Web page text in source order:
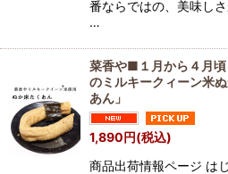
番ならではの、美味し
…
菜香や■１月から４月
のミルキークィーン米
あん」
1,890円(税込)
商品出荷情報ページ は